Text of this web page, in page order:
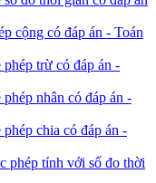
cộng có đáp án - Toán
trừ có đáp án -
nhân có đáp án -
chia có đáp án -
phép tính với số đo thời